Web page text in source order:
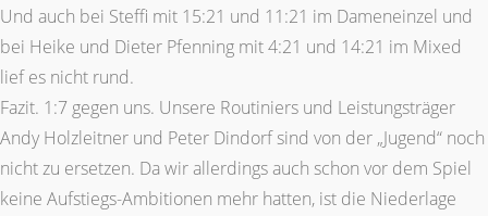
Und auch bei Steffi mit 15:21 und 11:21 im Dameneinzel und
bei Heike und Dieter Pfenning mit 4:21 und 14:21 im Mixed
lief es nicht rund.
Fazit. 1:7 gegen uns. Unsere Routiniers und Leistungsträger
Andy Holzleitner und Peter Dindorf sind von der „Jugend“ noch
nicht zu ersetzen. Da wir allerdings auch schon vor dem Spiel
keine Aufstiegs-Ambitionen mehr hatten, ist die Niederlage